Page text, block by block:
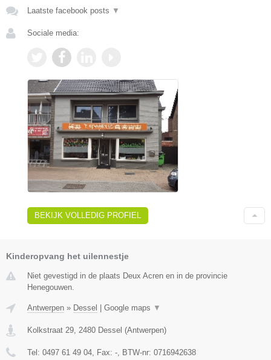
Laatste facebook posts ▼
Sociale media:
BEKIJK VOLLEDIG PROFIEL
Kinderopvang het uilennestje
Niet gevestigd in de plaats Deux Acren en in de provincie
Henegouwen.
Antwerpen » Dessel Google maps ▼
Kolkstraat 29 2480 Dessel (Antwerpen)
Tel: 0497 61 49 04 , Fax: - , BTW-nr: 0716942638